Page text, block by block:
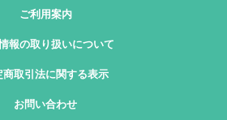
ご利用案内
報の取り扱いについて
商取引法に関する表示
お問い合わせ